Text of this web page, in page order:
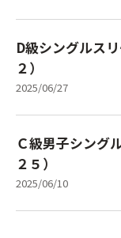
D級シングルス
２）
2025/06/27
Ｃ級男子シング
２５）
2025/06/10